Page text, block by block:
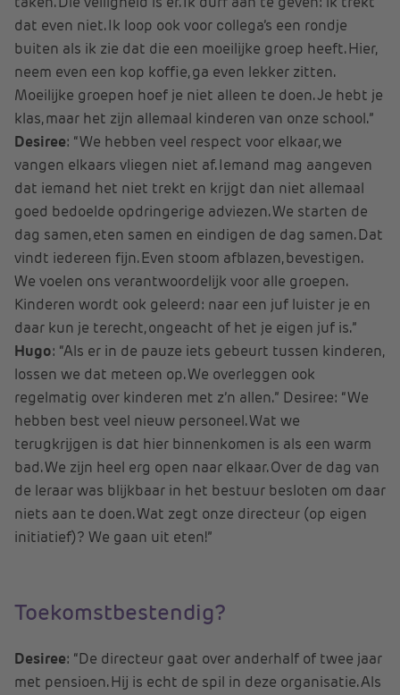
dat even niet. Ik loop ook voor collega’s een rondje
buiten als ik zie dat die een moeilijke groep heeft. Hier,
neem even een kop koffie, ga even lekker zitten.
Moeilijke groepen hoef je niet alleen te doen. Je hebt je
klas, maar het zijn allemaal kinderen van onze school.”
Desiree: “We hebben veel respect voor elkaar, we
vangen elkaars vliegen niet af. Iemand mag aangeven
dat iemand het niet trekt en krijgt dan niet allemaal
goed bedoelde opdringerige adviezen. We starten de
dag samen, eten samen en eindigen de dag samen. Dat
vindt iedereen fijn. Even stoom afblazen, bevestigen.
We voelen ons verantwoordelijk voor alle groepen.
Kinderen wordt ook geleerd: naar een juf luister je en
daar kun je terecht, ongeacht of het je eigen juf is.”
Hugo: “Als er in de pauze iets gebeurt tussen kinderen,
lossen we dat meteen op. We overleggen ook
regelmatig over kinderen met z’n allen.” Desiree: “We
hebben best veel nieuw personeel. Wat we
terugkrijgen is dat hier binnenkomen is als een warm
bad. We zijn heel erg open naar elkaar. Over de dag van
de leraar was blijkbaar in het bestuur besloten om daar
niets aan te doen. Wat zegt onze directeur (op eigen
initiatief)? We gaan uit eten!”
Toekomstbestendig?
Desiree: “De directeur gaat over anderhalf of twee jaar
met pensioen. Hij is echt de spil in deze organisatie. Als